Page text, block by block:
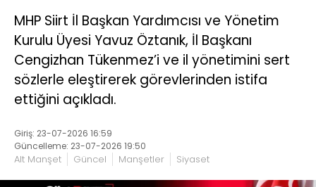
MHP Siirt İl Başkan Yardımcısı ve Yönetim
Kurulu Üyesi Yavuz Öztanık, İl Başkanı
Cengizhan Tükenmez’i ve il yönetimini sert
sözlerle eleştirerek görevlerinden istifa
ettiğini açıkladı.
Giriş: 23-07-2026 16:59
Güncelleme: 23-07-2026 19:50
Alt Manşet Güncel Manşetler Siyaset